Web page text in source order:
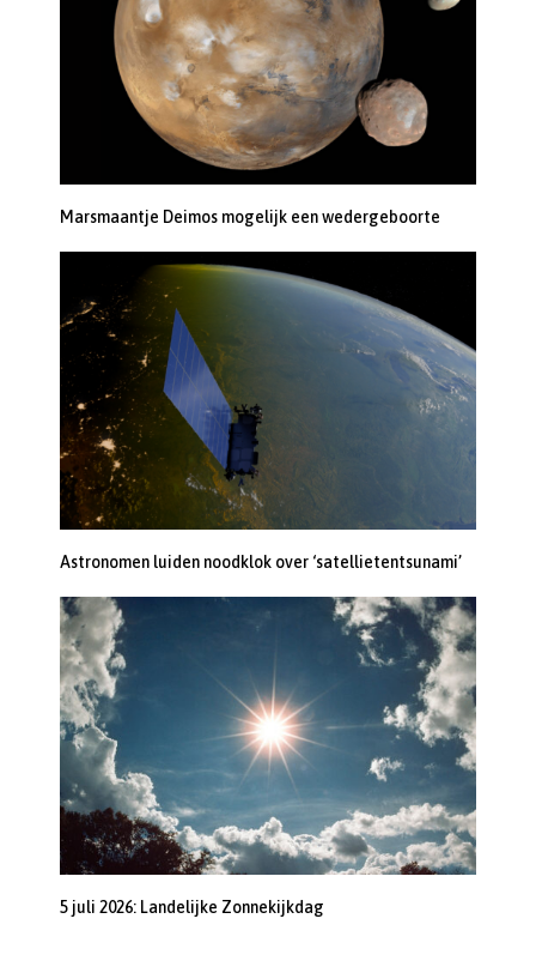
Marsmaantje Deimos mogelijk een wedergeboorte
Astronomen luiden noodklok over ‘satellietentsunami’
5 juli 2026: Landelijke Zonnekijkdag